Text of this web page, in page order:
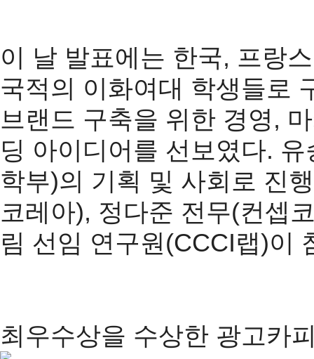
이 날 발표에는 한국, 프랑
국적의 이화여대 학생들로
브랜드 구축을 위한 경영,
딩 아이디어를 선보였다.
학부)의 기획 및 사회로 진
코레아), 정다준 전무(컨셉
림 선임 연구원(CCCI랩)이
최우수상을 수상한 광고카